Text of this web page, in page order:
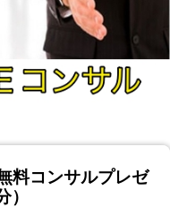
料コンサルプレゼ